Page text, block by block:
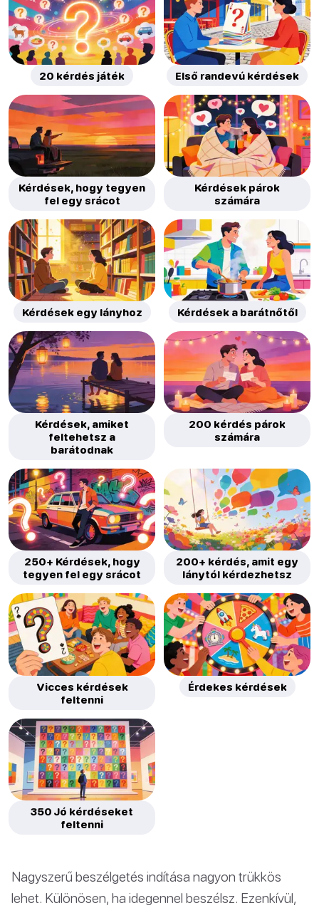
20 kérdés játék Első randevú kérdések
Kérdések, hogy tegyen
fel egy srácot
Kérdések párok
számára
Kérdések egy lányhoz Kérdések a barátnőtől
Kérdések, amiket
feltehetsz a
barátodnak
200 kérdés párok
számára
250+ Kérdések, hogy
tegyen fel egy srácot
200+ kérdés, amit egy
lánytól kérdezhetsz
Vicces kérdések
feltenni
Érdekes kérdések
350 Jó kérdéseket
feltenni
Nagyszerű beszélgetés indítása nagyon trükkös
lehet. Különösen, ha idegennel beszélsz. Ezenkívül,